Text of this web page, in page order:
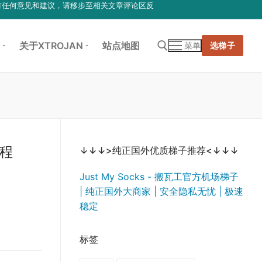
何意见和建议，请移步至相关文章评论区反
关于XTROJAN 站点地图 菜单 选梯子
↓↓↓>纯正国外优质梯子推荐<↓↓↓
Just My Socks - 搬瓦工官方机场梯子
| 纯正国外大商家 | 安全隐私无忧 | 极速
稳定
标签